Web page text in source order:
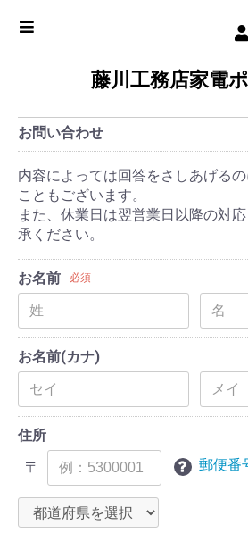
藤川工務店家電
お問い合わせ
内容によっては回答をさしあげる
こともございます。
また、休業日は翌営業日以降の対
承ください。
お名前 必須
お名前(カナ)
住所
〒
郵便番